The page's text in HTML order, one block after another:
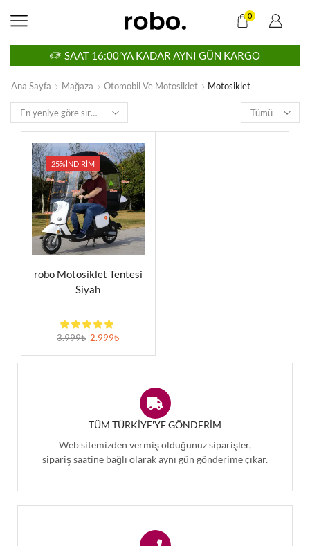
0
GÜN KARGO TÜM ÜRÜNLERDE
Ana Sayfa Mağaza Otomobil Ve Motosiklet Motosiklet
25%İNDIRIM
robo Motosiklet Tentesi
Siyah
3.999₺ 2.999₺
TÜM TÜRKIYE'YE GÖNDERIM
Web sitemizden vermiş olduğunuz siparişler,
sipariş saatine bağlı olarak aynı gün gönderime çıkar.